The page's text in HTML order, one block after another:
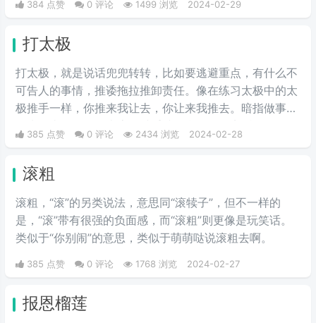
意味。“解梗博主”的嘲讽发言，指各类梗科普相关的作者
破梗、旧梗来敷衍了事，不被认可时，网友们就会评论一
句“没梗可以不发”。
384 点赞 0 评论 1499 浏览 2024-02-29
打太极
打太极，就是说话兜兜转转，比如要逃避重点，有什么不
可告人的事情，推诿拖拉推卸责任。像在练习太极中的太
极推手一样，你推来我让去，你让来我推去。暗指做事情
385 点赞 0 评论 2434 浏览 2024-02-28
滚粗
滚粗，“滚”的另类说法，意思同“滚犊子”，但不一样的
是，“滚”带有很强的负面感，而“滚粗”则更像是玩笑话。
类似于“你别闹”的意思，类似于萌萌哒说滚粗去啊。
385 点赞 0 评论 1768 浏览 2024-02-27
报恩榴莲